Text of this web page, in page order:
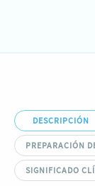
DESCRIPCIÓN
PREPARACIÓN
SIGNIFICADO